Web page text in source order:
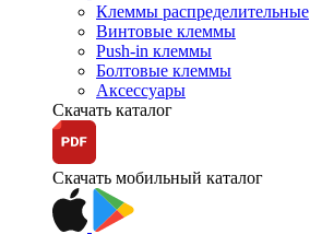
Клеммы распределительные
Винтовые клеммы
Push-in клеммы
Болтовые клеммы
Аксессуары
Скачать каталог
Скачать мобильный каталог